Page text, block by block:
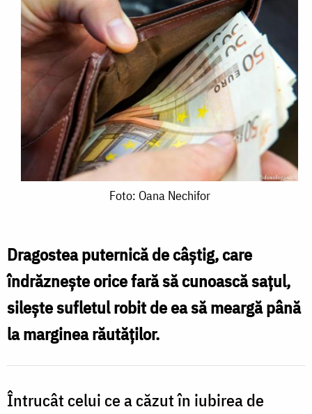
Foto: Oana Nechifor
Dragostea puternică de câștig, care
îndrăznește orice fară să cunoască sațul,
silește sufletul robit de ea să meargă până
la marginea răutăților.
Întrucât celui ce a căzut în iubirea de